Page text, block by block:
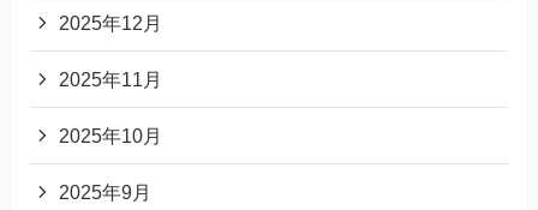
2025年12月
2025年11月
2025年10月
2025年9月